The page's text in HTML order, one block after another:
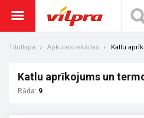
Titullapa Apkures iekārtas Katlu
Katlu aprīkojums un
Rāda: 9